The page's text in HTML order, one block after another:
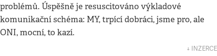
problémů. Úspěšně je resuscitováno výkladové
komunikační schéma: MY, trpící dobráci, jsme pro, ale
ONI, mocní, to kazí.
↓ INZERCE